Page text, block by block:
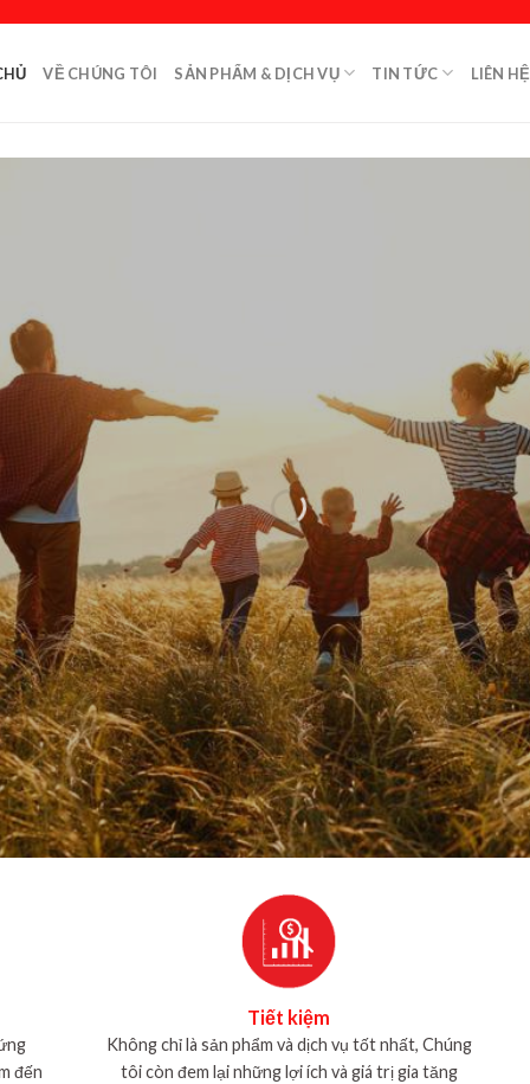
VỀ CHÚNG TÔI SẢN PHẨM & DỊCH VỤ TIN TỨC LIÊN HỆ
đến
Tiết kiệm
Không chỉ là sản phẩm và dịch vụ tốt nhất, Chúng
tôi còn đem lại những lợi ích và giá trị gia tăng